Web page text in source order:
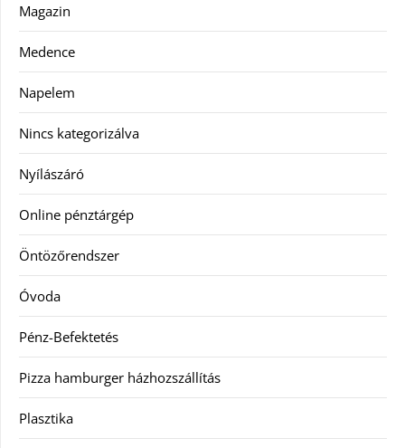
Magazin
Medence
Napelem
Nincs kategorizálva
Nyílászáró
Online pénztárgép
Öntözőrendszer
Óvoda
Pénz-Befektetés
Pizza hamburger házhozszállítás
Plasztika